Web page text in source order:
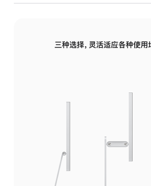
三种选择，灵活适应各种使用